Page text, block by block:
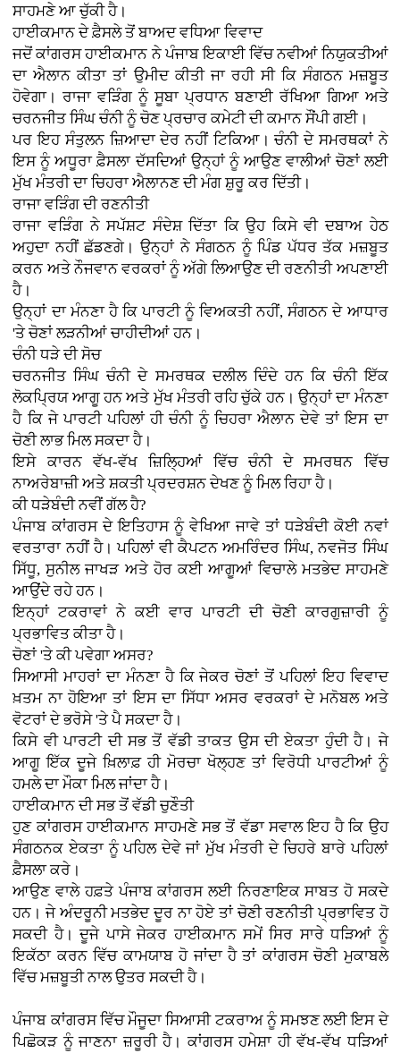
ਸਾਹਮਣੇ ਆ ਚੁੱਕੀ ਹੈ।
ਹਾਈਕਮਾਨ ਦੇ ਫ਼ੈਸਲੇ ਤੋਂ ਬਾਅਦ ਵਧਿਆ ਵਿਵਾਦ
ਜਦੋਂ ਕਾਂਗਰਸ ਹਾਈਕਮਾਨ ਨੇ ਪੰਜਾਬ ਇਕਾਈ ਵਿੱਚ ਨਵੀਆਂ ਨਿਯੁਕਤੀਆਂ
ਦਾ ਐਲਾਨ ਕੀਤਾ ਤਾਂ ਉਮੀਦ ਕੀਤੀ ਜਾ ਰਹੀ ਸੀ ਕਿ ਸੰਗਠਨ ਮਜ਼ਬੂਤ
ਹੋਵੇਗਾ। ਰਾਜਾ ਵੜਿੰਗ ਨੂੰ ਸੂਬਾ ਪ੍ਰਧਾਨ ਬਣਾਈ ਰੱਖਿਆ ਗਿਆ ਅਤੇ
ਚਰਨਜੀਤ ਸਿੰਘ ਚੰਨੀ ਨੂੰ ਚੋਣ ਪ੍ਰਚਾਰ ਕਮੇਟੀ ਦੀ ਕਮਾਨ ਸੌਂਪੀ ਗਈ।
ਪਰ ਇਹ ਸੰਤੁਲਨ ਜ਼ਿਆਦਾ ਦੇਰ ਨਹੀਂ ਟਿਕਿਆ। ਚੰਨੀ ਦੇ ਸਮਰਥਕਾਂ ਨੇ
ਇਸ ਨੂੰ ਅਧੂਰਾ ਫ਼ੈਸਲਾ ਦੱਸਦਿਆਂ ਉਨ੍ਹਾਂ ਨੂੰ ਆਉਣ ਵਾਲੀਆਂ ਚੋਣਾਂ ਲਈ
ਮੁੱਖ ਮੰਤਰੀ ਦਾ ਚਿਹਰਾ ਐਲਾਨਣ ਦੀ ਮੰਗ ਸ਼ੁਰੂ ਕਰ ਦਿੱਤੀ।
ਰਾਜਾ ਵੜਿੰਗ ਦੀ ਰਣਨੀਤੀ
ਰਾਜਾ ਵੜਿੰਗ ਨੇ ਸਪੱਸ਼ਟ ਸੰਦੇਸ਼ ਦਿੱਤਾ ਕਿ ਉਹ ਕਿਸੇ ਵੀ ਦਬਾਅ ਹੇਠ
ਅਹੁਦਾ ਨਹੀਂ ਛੱਡਣਗੇ। ਉਨ੍ਹਾਂ ਨੇ ਸੰਗਠਨ ਨੂੰ ਪਿੰਡ ਪੱਧਰ ਤੱਕ ਮਜ਼ਬੂਤ
ਕਰਨ ਅਤੇ ਨੌਜਵਾਨ ਵਰਕਰਾਂ ਨੂੰ ਅੱਗੇ ਲਿਆਉਣ ਦੀ ਰਣਨੀਤੀ ਅਪਣਾਈ
ਹੈ।
ਉਨ੍ਹਾਂ ਦਾ ਮੰਨਣਾ ਹੈ ਕਿ ਪਾਰਟੀ ਨੂੰ ਵਿਅਕਤੀ ਨਹੀਂ, ਸੰਗਠਨ ਦੇ ਆਧਾਰ
'ਤੇ ਚੋਣਾਂ ਲੜਨੀਆਂ ਚਾਹੀਦੀਆਂ ਹਨ।
ਚੰਨੀ ਧੜੇ ਦੀ ਸੋਚ
ਚਰਨਜੀਤ ਸਿੰਘ ਚੰਨੀ ਦੇ ਸਮਰਥਕ ਦਲੀਲ ਦਿੰਦੇ ਹਨ ਕਿ ਚੰਨੀ ਇੱਕ
ਲੋਕਪ੍ਰਿਯ ਆਗੂ ਹਨ ਅਤੇ ਮੁੱਖ ਮੰਤਰੀ ਰਹਿ ਚੁੱਕੇ ਹਨ। ਉਨ੍ਹਾਂ ਦਾ ਮੰਨਣਾ
ਹੈ ਕਿ ਜੇ ਪਾਰਟੀ ਪਹਿਲਾਂ ਹੀ ਚੰਨੀ ਨੂੰ ਚਿਹਰਾ ਐਲਾਨ ਦੇਵੇ ਤਾਂ ਇਸ ਦਾ
ਚੋਣੀ ਲਾਭ ਮਿਲ ਸਕਦਾ ਹੈ।
ਇਸੇ ਕਾਰਨ ਵੱਖ-ਵੱਖ ਜ਼ਿਲ੍ਹਿਆਂ ਵਿੱਚ ਚੰਨੀ ਦੇ ਸਮਰਥਨ ਵਿੱਚ
ਨਾਅਰੇਬਾਜ਼ੀ ਅਤੇ ਸ਼ਕਤੀ ਪ੍ਰਦਰਸ਼ਨ ਦੇਖਣ ਨੂੰ ਮਿਲ ਰਿਹਾ ਹੈ।
ਕੀ ਧੜੇਬੰਦੀ ਨਵੀਂ ਗੱਲ ਹੈ?
ਪੰਜਾਬ ਕਾਂਗਰਸ ਦੇ ਇਤਿਹਾਸ ਨੂੰ ਵੇਖਿਆ ਜਾਵੇ ਤਾਂ ਧੜੇਬੰਦੀ ਕੋਈ ਨਵਾਂ
ਵਰਤਾਰਾ ਨਹੀਂ ਹੈ। ਪਹਿਲਾਂ ਵੀ ਕੈਪਟਨ ਅਮਰਿੰਦਰ ਸਿੰਘ, ਨਵਜੋਤ ਸਿੰਘ
ਸਿੱਧੂ, ਸੁਨੀਲ ਜਾਖੜ ਅਤੇ ਹੋਰ ਕਈ ਆਗੂਆਂ ਵਿਚਾਲੇ ਮਤਭੇਦ ਸਾਹਮਣੇ
ਆਉਂਦੇ ਰਹੇ ਹਨ।
ਇਨ੍ਹਾਂ ਟਕਰਾਵਾਂ ਨੇ ਕਈ ਵਾਰ ਪਾਰਟੀ ਦੀ ਚੋਣੀ ਕਾਰਗੁਜ਼ਾਰੀ ਨੂੰ
ਪ੍ਰਭਾਵਿਤ ਕੀਤਾ ਹੈ।
ਚੋਣਾਂ 'ਤੇ ਕੀ ਪਵੇਗਾ ਅਸਰ?
ਸਿਆਸੀ ਮਾਹਰਾਂ ਦਾ ਮੰਨਣਾ ਹੈ ਕਿ ਜੇਕਰ ਚੋਣਾਂ ਤੋਂ ਪਹਿਲਾਂ ਇਹ ਵਿਵਾਦ
ਖ਼ਤਮ ਨਾ ਹੋਇਆ ਤਾਂ ਇਸ ਦਾ ਸਿੱਧਾ ਅਸਰ ਵਰਕਰਾਂ ਦੇ ਮਨੋਬਲ ਅਤੇ
ਵੋਟਰਾਂ ਦੇ ਭਰੋਸੇ 'ਤੇ ਪੈ ਸਕਦਾ ਹੈ।
ਕਿਸੇ ਵੀ ਪਾਰਟੀ ਦੀ ਸਭ ਤੋਂ ਵੱਡੀ ਤਾਕਤ ਉਸ ਦੀ ਏਕਤਾ ਹੁੰਦੀ ਹੈ। ਜੇ
ਆਗੂ ਇੱਕ ਦੂਜੇ ਖ਼ਿਲਾਫ਼ ਹੀ ਮੋਰਚਾ ਖੋਲ੍ਹਣ ਤਾਂ ਵਿਰੋਧੀ ਪਾਰਟੀਆਂ ਨੂੰ
ਹਮਲੇ ਦਾ ਮੌਕਾ ਮਿਲ ਜਾਂਦਾ ਹੈ।
ਹਾਈਕਮਾਨ ਦੀ ਸਭ ਤੋਂ ਵੱਡੀ ਚੁਣੌਤੀ
ਹੁਣ ਕਾਂਗਰਸ ਹਾਈਕਮਾਨ ਸਾਹਮਣੇ ਸਭ ਤੋਂ ਵੱਡਾ ਸਵਾਲ ਇਹ ਹੈ ਕਿ ਉਹ
ਸੰਗਠਨਕ ਏਕਤਾ ਨੂੰ ਪਹਿਲ ਦੇਵੇ ਜਾਂ ਮੁੱਖ ਮੰਤਰੀ ਦੇ ਚਿਹਰੇ ਬਾਰੇ ਪਹਿਲਾਂ
ਫ਼ੈਸਲਾ ਕਰੇ।
ਆਉਣ ਵਾਲੇ ਹਫ਼ਤੇ ਪੰਜਾਬ ਕਾਂਗਰਸ ਲਈ ਨਿਰਣਾਇਕ ਸਾਬਤ ਹੋ ਸਕਦੇ
ਹਨ। ਜੇ ਅੰਦਰੂਨੀ ਮਤਭੇਦ ਦੂਰ ਨਾ ਹੋਏ ਤਾਂ ਚੋਣੀ ਰਣਨੀਤੀ ਪ੍ਰਭਾਵਿਤ ਹੋ
ਸਕਦੀ ਹੈ। ਦੂਜੇ ਪਾਸੇ ਜੇਕਰ ਹਾਈਕਮਾਨ ਸਮੇਂ ਸਿਰ ਸਾਰੇ ਧੜਿਆਂ ਨੂੰ
ਇਕੱਠਾ ਕਰਨ ਵਿੱਚ ਕਾਮਯਾਬ ਹੋ ਜਾਂਦਾ ਹੈ ਤਾਂ ਕਾਂਗਰਸ ਚੋਣੀ ਮੁਕਾਬਲੇ
ਵਿੱਚ ਮਜ਼ਬੂਤੀ ਨਾਲ ਉਤਰ ਸਕਦੀ ਹੈ।
ਪੰਜਾਬ ਕਾਂਗਰਸ ਵਿੱਚ ਮੌਜੂਦਾ ਸਿਆਸੀ ਟਕਰਾਅ ਨੂੰ ਸਮਝਣ ਲਈ ਇਸ ਦੇ
ਪਿਛੋਕੜ ਨੂੰ ਜਾਣਨਾ ਜ਼ਰੂਰੀ ਹੈ। ਕਾਂਗਰਸ ਹਮੇਸ਼ਾ ਹੀ ਵੱਖ-ਵੱਖ ਧੜਿਆਂ